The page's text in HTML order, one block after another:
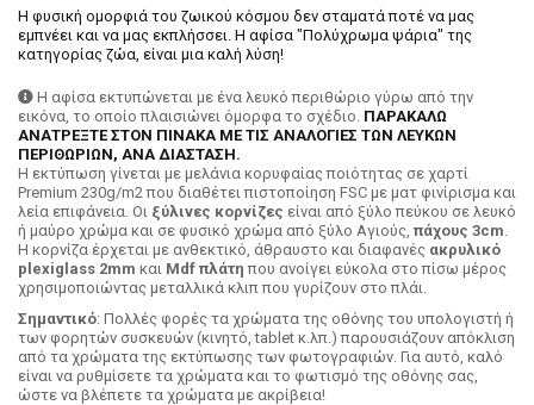
Η φυσική ομορφιά του ζωικού κόσμου δεν σταματά ποτέ να μας
εμπνέει και να μας εκπλήσσει. Η αφίσα "Πολύχρωμα ψάρια" της
κατηγορίας ζώα, είναι μια καλή λύση!
Η αφίσα εκτυπώνεται με ένα λευκό περιθώριο γύρω από την
εικόνα, το οποίο πλαισιώνει όμορφα το σχέδιο. ΠΑΡΑΚΑΛΩ
ΑΝΑΤΡΕΞΤΕ ΣΤΟΝ ΠΙΝΑΚΑ ΜΕ ΤΙΣ ΑΝΑΛΟΓΙΕΣ ΤΩΝ ΛΕΥΚΩΝ
ΠΕΡΙΘΩΡΙΩΝ, ΑΝΑ ΔΙΑΣΤΑΣΗ.
H εκτύπωση γίνεται με μελάνια κορυφαίας ποιότητας σε χαρτί
Premium 230g/m2 που διαθέτει πιστοποίηση FSC με ματ φινίρισμα και
λεία επιφάνεια. Οι ξύλινες κορνίζες είναι από ξύλο πεύκου σε λευκό
ή μαύρο χρώμα και σε φυσικό χρώμα από ξύλο Αγιούς, πάχους 3cm.
Η κορνίζα έρχεται με ανθεκτικό, άθραυστο και διαφανές ακρυλικό
plexiglass 2mm και Mdf πλάτη που ανοίγει εύκολα στο πίσω μέρος
χρησιμοποιώντας μεταλλικά κλιπ που γυρίζουν στο πλάι.
Σημαντικό: Πολλές φορές τα χρώματα της οθόνης του υπολογιστή ή
των φορητών συσκευών (κινητό, tablet κ.λπ.) παρουσιάζουν απόκλιση
από τα χρώματα της εκτύπωσης των φωτογραφιών. Για αυτό, καλό
είναι να ρυθμίσετε τα χρώματα και το φωτισμό της οθόνης σας,
ώστε να βλέπετε τα χρώματα με ακρίβεια!